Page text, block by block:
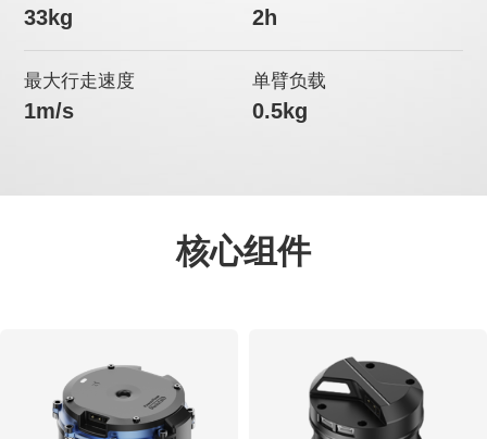
33kg 2h
最大行走速度
1m/s
单臂负载
0.5kg
核心组件